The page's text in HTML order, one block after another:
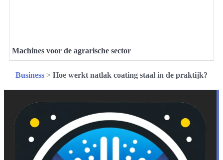
Machines voor de agrarische sector
Business > Hoe werkt natlak coating staal in de praktijk?